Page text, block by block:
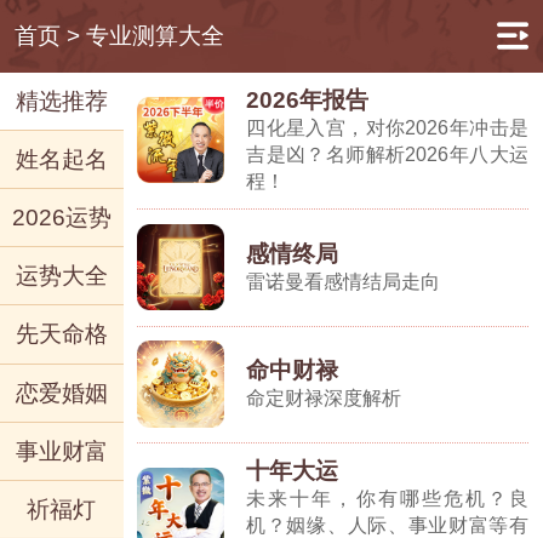
首页> 专业测算大全
精选推荐
姓名起名
2026运势
运势大全
先天命格
恋爱婚姻
事业财富
祈福灯
2026年报告
四化星入宫，对你2026年冲击是
吉是凶？名师解析2026年八大运
程！
感情终局
雷诺曼看感情结局走向
命中财禄
命定财禄深度解析
十年大运
未来十年，你有哪些危机？良
机？姻缘、人际、事业财富等有